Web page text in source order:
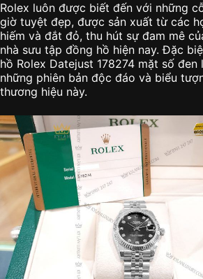
Rolex luôn được biết đến với những
giờ tuyệt đẹp, được sản xuất từ các
hiếm và đắt đỏ, thu hút sự đam mê
nhà sưu tập đồng hồ hiện nay. Đặc
hồ Rolex Datejust 178274 mặt số
những phiên bản độc đáo và biểu
thương hiệu này.